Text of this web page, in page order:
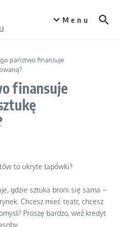
Menu
państwo finansuje
finansuje
to ukryte łapówki?
gdzie sztuka broni się sama –
Chcesz mieć teatr, chcesz
Proszę bardzo, weź kredyt